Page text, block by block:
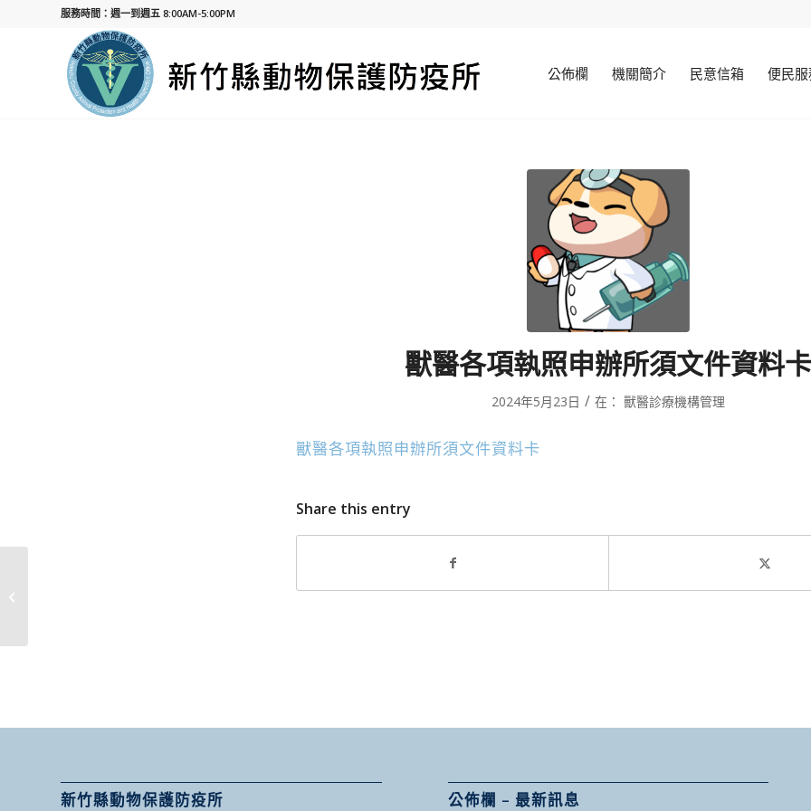
服務時間：週一到週五 8:00AM-5:00PM
公佈欄 機關簡介 民意信箱 便民
獸醫各項執照申辦所須文件資料卡
2024年5月23日 / 在： 獸醫診療機構管理
獸醫各項執照申辦所須文件資料卡
Share this entry
新竹縣動物保護防疫所 公佈欄 – 最新訊息